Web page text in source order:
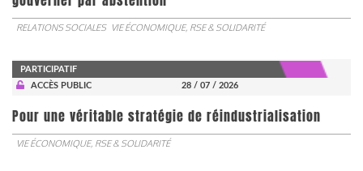
RELATIONS SOCIALES VIE ÉCONOMIQUE, RSE & SOLIDARITÉ
PARTICIPATIF
ACCÈS PUBLIC
28 / 07 / 2026
Pour une véritable stratégie de réindustrialisation
VIE ÉCONOMIQUE, RSE & SOLIDARITÉ